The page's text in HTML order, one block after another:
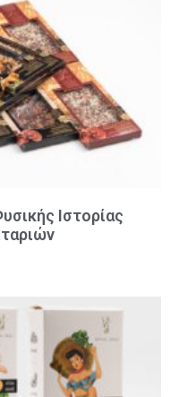
Ιστορίας